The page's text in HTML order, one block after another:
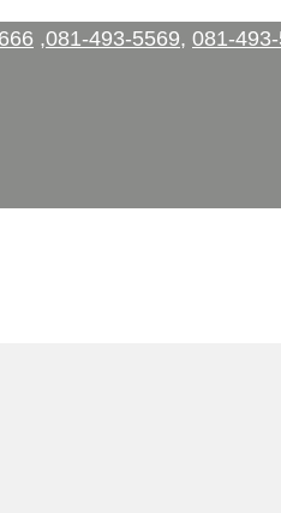
,081-493-5569, 081-